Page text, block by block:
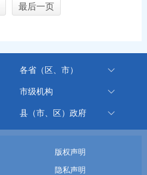
最后一页
各省（区、市）
市级机构
县（市、区）政府
版权声明
隐私声明